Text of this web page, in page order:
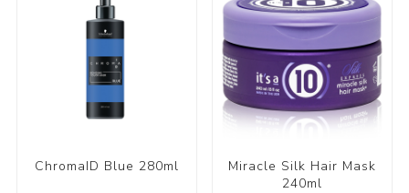
ChromaID Blue 280ml
Miracle Silk Hair Mask
240ml